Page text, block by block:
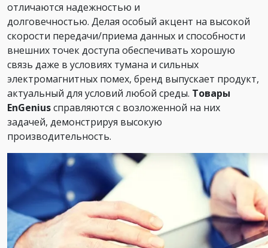
отличаются надежностью и
долговечностью. Делая особый акцент на высокой
скорости передачи/приема данных и способности
внешних точек доступа обеспечивать хорошую
связь даже в условиях тумана и сильных
электромагнитных помех, бренд выпускает продукт,
актуальный для условий любой среды. Товары
EnGeniusсправляются с возложенной на них
задачей, демонстрируя высокую
производительность.